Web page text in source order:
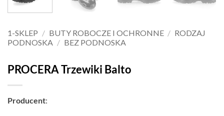
1-SKLEP / BUTY ROBOCZE I OCHRONNE / RODZAJ
PODNOSKA / BEZ PODNOSKA
PROCERA Trzewiki Balto
Producent: